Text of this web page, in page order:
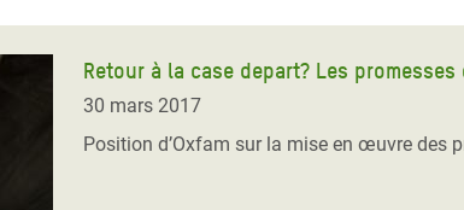
du Sud
Syrie
Retour à la case depart? Les
30 mars 2017
Position d’Oxfam sur la mise en œuvre des